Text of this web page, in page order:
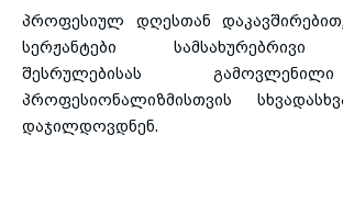
პროფესიულ დღესთან
სერჟანტები სამსახურებრივი
შესრულებისას
პროფესიონალიზმისთვის
დაჯილდოვდნენ.